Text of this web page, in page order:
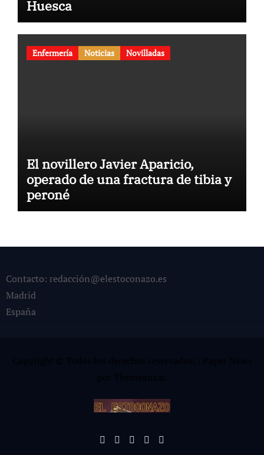
Huesca
Enfermería Noticias Novilladas
El novillero Javier Aparicio,
operado de una fractura de tibia y
peroné
Contacto: redacción@elestoconazo.es
Madrid
España